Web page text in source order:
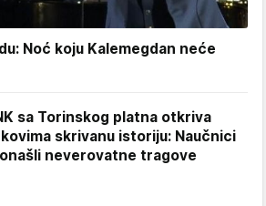
Noć koju Kalemegdan neće
sa Torinskog platna otkriva
skrivanu istoriju: Naučnici
neverovatne tragove